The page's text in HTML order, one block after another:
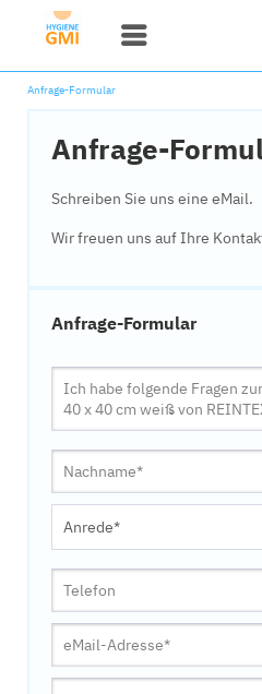
Anfrage-Formular
Anfrage-
Schreiben Sie uns eine eMail.
Wir freuen uns auf Ihre
Anfrage-Formular